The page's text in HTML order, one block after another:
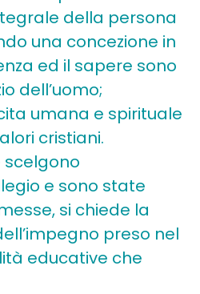
della persona
una concezione in
ed il sapere sono
dell’uomo;
umana e spirituale
cristiani.
scelgono
e sono state
si chiede la
preso nel
educative che